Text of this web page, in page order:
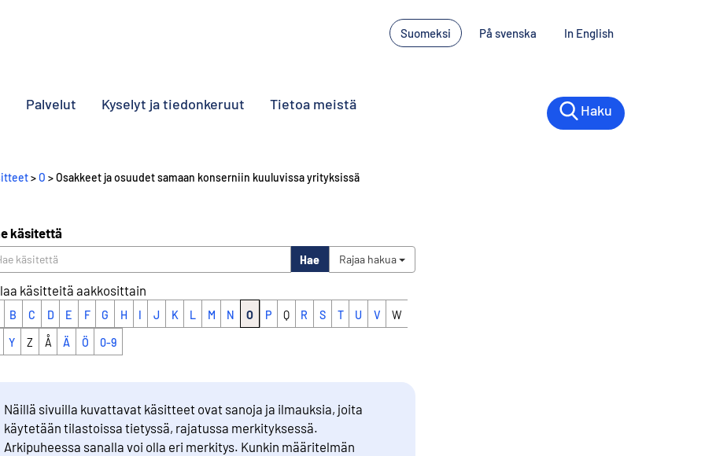
Suomeksi På svenska In English
Palvelut Kyselyt ja tiedonkeruut Tietoa meistä Haku
>O > Osakkeet ja osuudet samaan konserniin kuuluvissa yrityksissä
käsitettä
Hae Rajaa hakua
käsitteitä aakkosittain
B C D E F G H I J K L M N O P Q R S T U V W
Y Z Å Ä Ö 0-9
Näillä sivuilla kuvattavat käsitteet ovat sanoja ja ilmauksia, joita
käytetään tilastoissa tietyssä, rajatussa merkityksessä.
Arkipuheessa sanalla voi olla eri merkitys. Kunkin määritelmän